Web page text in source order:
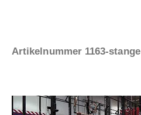
Artikelnummer 1163-stange